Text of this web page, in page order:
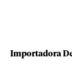
Importadora De